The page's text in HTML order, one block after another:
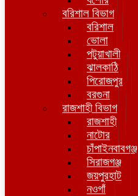
বরিশাল বিভাগ
বরিশাল
ভোলা
পটুয়াখালী
ঝালকাঠি
পিরোজপুর
বরগুনা
রাজশাহী বিভাগ
রাজশাহী
নাটোর
চাঁপাইনবাবগঞ্জ
সিরাজগঞ্জ
জয়পুরহাট
নওগাঁ